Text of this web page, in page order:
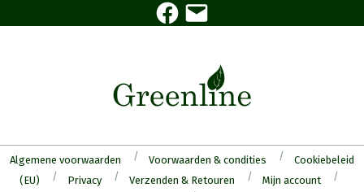
to
Facebook
E-
mail
Algemene voorwaarden Voorwaarden & condities
Cookiebeleid
(EU)
Privacy Verzenden & Retouren
Mijn account